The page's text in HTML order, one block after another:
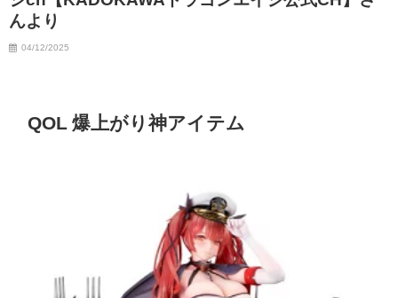
んより
04/12/2025
QOL 爆上がり神アイテム